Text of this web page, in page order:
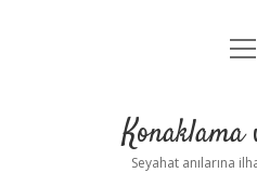
Yasal
Seyahat anılarına